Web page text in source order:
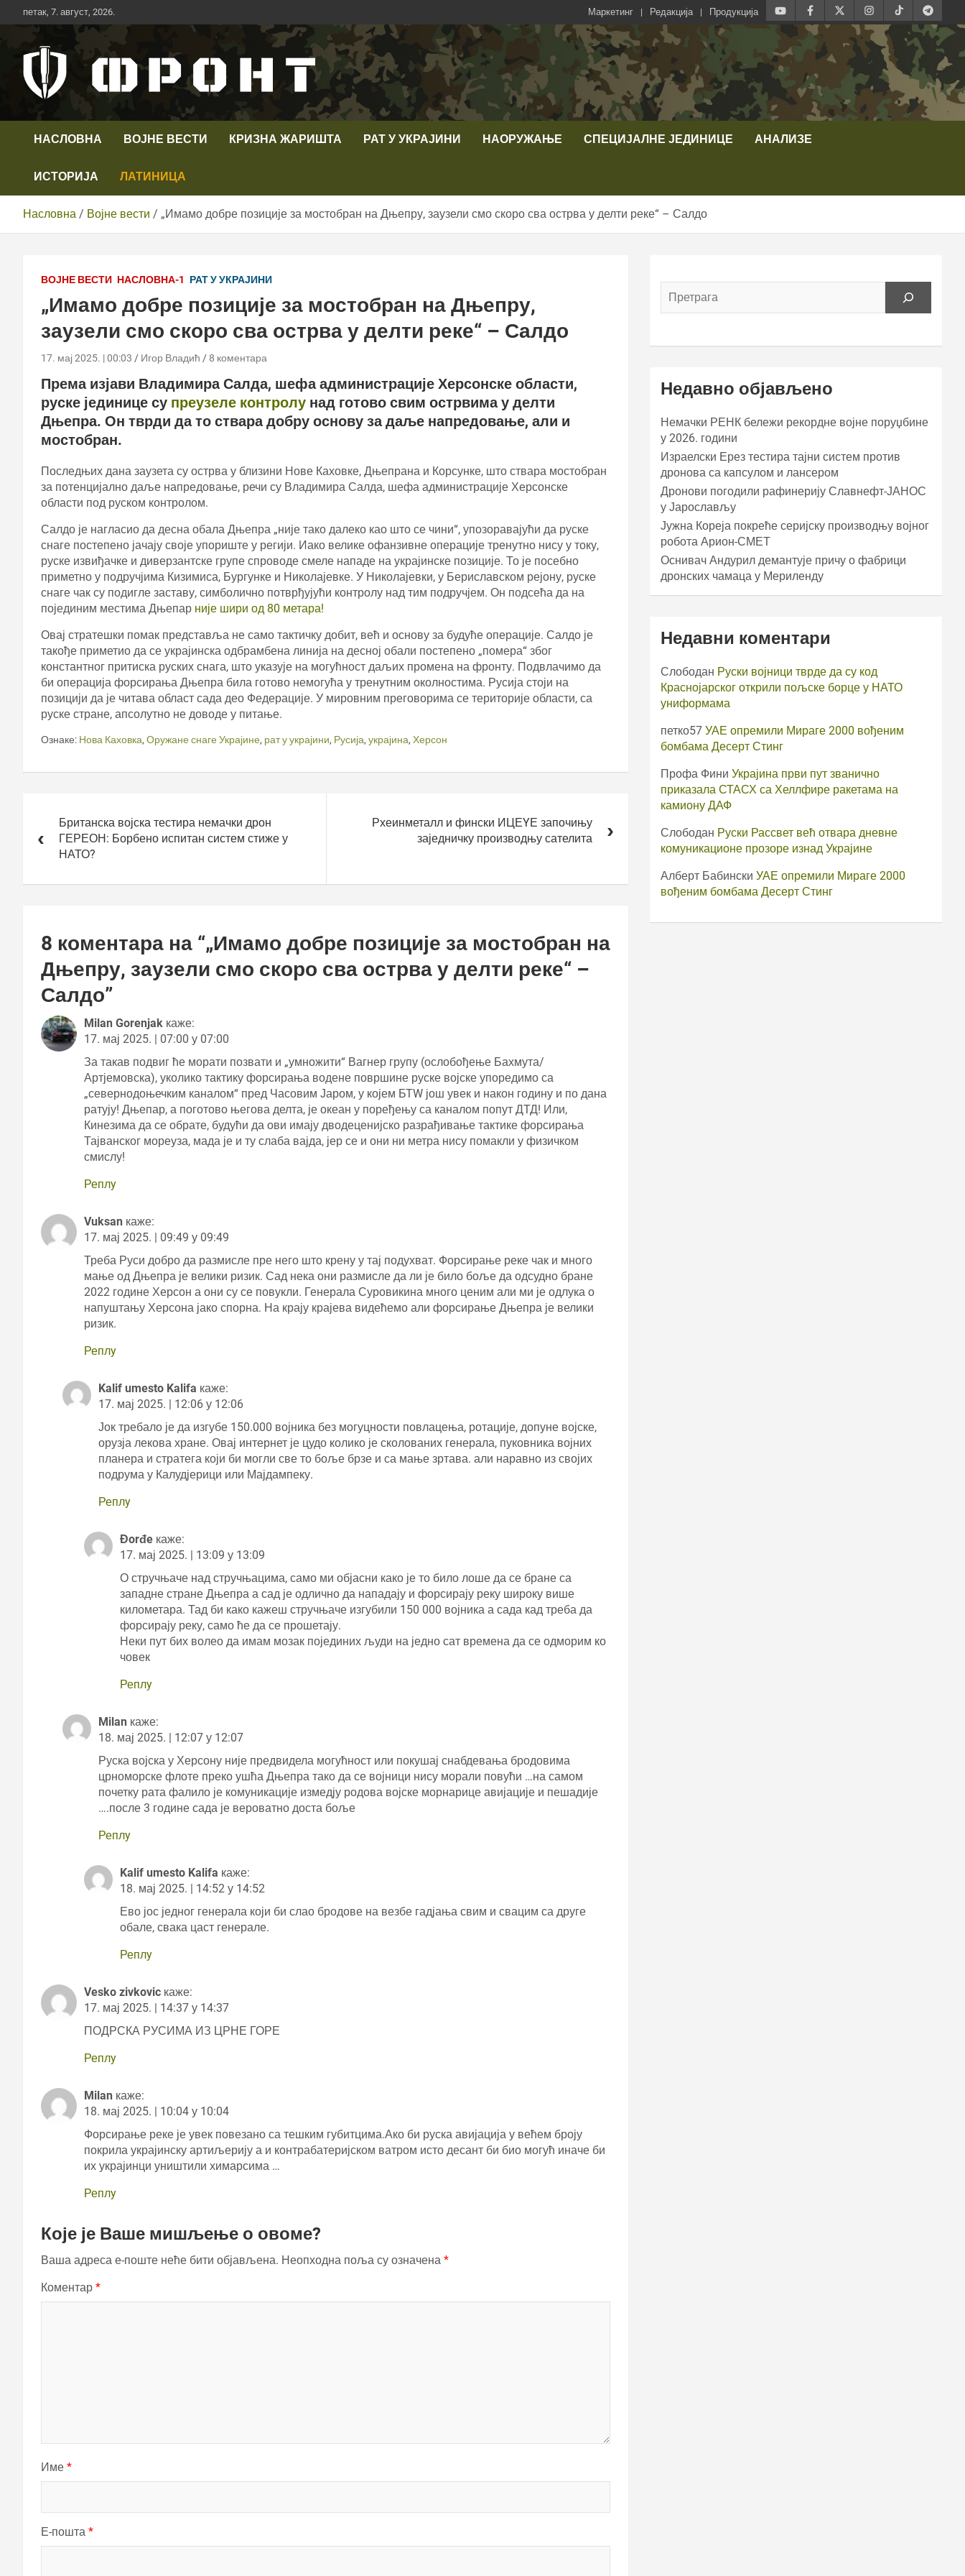
Скип
то
петак, 7. август, 2026. Маркетинг Редакција Продукција
Телевизија ФРОНТ
НАСЛОВНА ВОЈНЕ ВЕСТИ КРИЗНА ЖАРИШТА РАТ У УКРАЈИНИ НАОРУЖАЊЕ СПЕЦИЈАЛНЕ ЈЕДИНИЦЕ АНАЛИЗЕ
ИСТОРИЈА ЛАТИНИЦА
Насловна Војне вести „Имамо добре позиције за мостобран на Дњепру, заузели смо скоро сва острва у делти реке“ – Салдо
ВОЈНЕ ВЕСТИ НАСЛОВНА-1 РАТ У УКРАЈИНИ
„Имамо добре позиције за мостобран на Дњепру,
заузели смо скоро сва острва у делти реке“ – Салдо
17. мај 2025. | 00:03 Игор Владић 8 коментара
Према изјави Владимира Салда, шефа администрације Херсонске области,
руске јединице су преузеле контролу над готово свим острвима у делти
Дњепра. Он тврди да то ствара добру основу за даље напредовање, али и
мостобран.
Последњих дана заузета су острва у близини Нове Каховке, Дњепрана и Корсунке, што ствара мостобран
за потенцијално даље напредовање, речи су Владимира Салда, шефа администрације Херсонске
области под руском контролом.
Салдо је нагласио да десна обала Дњепра „није тако далеко као што се чини“, упозоравајући да руске
снаге постепено јачају своје упориште у регији. Иако велике офанзивне операције тренутно нису у току,
руске извиђачке и диверзантске групе спроводе смеле нападе на украјинске позиције. То је посебно
приметно у подручјима Кизимиса, Бургунке и Николајевке. У Николајевки, у Бериславском рејону, руске
снаге чак су подигле заставу, симболично потврђујући контролу над тим подручјем. Он подсећа да на
појединим местима Дњепар није шири од 80 метара!
Овај стратешки помак представља не само тактичку добит, већ и основу за будуће операције. Салдо је
такође приметио да се украјинска одбрамбена линија на десној обали постепено „помера“ због
константног притиска руских снага, што указује на могућност даљих промена на фронту. Подвлачимо да
би операција форсирања Дњепра била готово немогућа у тренутним околностима. Русија стоји на
позицији да је читава област сада део Федерације. У мировним преговорима се територије области, са
руске стране, апсолутно не доводе у питање.
Ознаке: Нова Каховка, Оружане снаге Украјине, рат у украјини, Русија, украјина, Херсон
чланкаБританска војска тестира немачки дрон
ГЕРЕОН: Борбено испитан систем стиже у
НАТО?
Рхеинметалл и фински ИЦЕYЕ започињу
заједничку производњу сателита
8 коментара на “„Имамо добре позиције за мостобран на
Дњепру, заузели смо скоро сва острва у делти реке“ –
Салдо”
Milan Gorenjak каже:
17. мај 2025. | 07:00 у 07:00
За такав подвиг ће морати позвати и „умножити“ Вагнер групу (ослобођење Бахмута/
Артјемовска), уколико тактику форсирања водене површине руске војске упоредимо са
„севернодоњечким каналом“ пред Часовим Јаром, у којем БТW још увек и након годину и по дана
ратују! Дњепар, а поготово његова делта, је океан у поређењу са каналом попут ДТД! Или,
Кинезима да се обрате, будући да ови имају дводеценијско разрађивање тактике форсирања
Тајванског мореуза, мада је и ту слаба вајда, јер се и они ни метра нису помакли у физичком
смислу!
Реплy
Vuksan каже:
17. мај 2025. | 09:49 у 09:49
Треба Руси добро да размисле пре него што крену у тај подухват. Форсирање реке чак и много
мање од Дњепра је велики ризик. Сад нека они размисле да ли је било боље да одсудно бране
2022 године Херсон а они су се повукли. Генерала Суровикина много ценим али ми је одлука о
напуштању Херсона јако спорна. На крају крајева видећемо али форсирање Дњепра је велики
ризик.
Реплy
Kalif umesto Kalifa каже:
17. мај 2025. | 12:06 у 12:06
Јок требало је да изгубе 150.000 војника без могуцности повлацења, ротације, допуне војске,
орузја лекова хране. Овај интернет је цудо колико је сколованих генерала, пуковника војних
планера и стратега који би могли све то боље брзе и са мање зртава. али наравно из својих
подрума у Калудјерици или Мајдампеку.
Реплy
Đorđe каже:
17. мај 2025. | 13:09 у 13:09
О стручњаче над стручњацима, само ми објасни како је то било лоше да се бране са
западне стране Дњепра а сад је одлично да нападају и форсирају реку широку више
километара. Тад би како кажеш стручњаче изгубили 150 000 војника а сада кад треба да
форсирају реку, само ће да се прошетају.
Неки пут бих волео да имам мозак појединих људи на једно сат времена да се одморим ко
човек
Реплy
Milan каже:
18. мај 2025. | 12:07 у 12:07
Руска војска у Херсону није предвидела могућност или покушај снабдевања бродовима
црноморске флоте преко ушћа Дњепра тако да се војници нису морали повући …на самом
почетку рата фалило је комуникације измедју родова војске морнарице авијације и пешадије
….после 3 године сада је вероватно доста боље
Реплy
Kalif umesto Kalifa каже:
18. мај 2025. | 14:52 у 14:52
Ево јос једног генерала који би слао бродове на везбе гадјања свим и свацим са друге
обале, свака цаст генерале.
Реплy
Vesko zivkovic каже:
17. мај 2025. | 14:37 у 14:37
ПОДРСКА РУСИМА ИЗ ЦРНЕ ГОРЕ
Реплy
Milan каже:
18. мај 2025. | 10:04 у 10:04
Форсирање реке је увек повезано са тешким губитцима.Ако би руска авијација у већем броју
покрила украјинску артиљерију а и контрабатеријском ватром исто десант би био могућ иначе би
их украјинци уништили химарсима …
Реплy
Које је Ваше мишљење о овоме?
Ваша адреса е-поште неће бити објављена. Неопходна поља су означена *
Коментар *
Име *
Е-пошта *
Недавно објављено
Немачки РЕНК бележи рекордне војне поруџбине
у 2026. години
Израелски Ерез тестира тајни систем против
дронова са капсулом и лансером
Дронови погодили рафинерију Славнефт-ЈАНОС
у Јарослављу
Јужна Кореја покреће серијску производњу војног
робота Арион-СМЕТ
Оснивач Андурил демантује причу о фабрици
дронских чамаца у Мериленду
Недавни коментари
Слободан Руски војници тврде да су код
Краснојарског открили пољске борце у НАТО
униформама
петко57 УАЕ опремили Мираге 2000 вођеним
бомбама Десерт Стинг
Профа Фини Украјина први пут званично
приказала СТАСХ са Хеллфире ракетама на
камиону ДАФ
Слободан Руски Рассвет већ отвара дневне
комуникационе прозоре изнад Украјине
Алберт Бабински УАЕ опремили Мираге 2000
вођеним бомбама Десерт Стинг